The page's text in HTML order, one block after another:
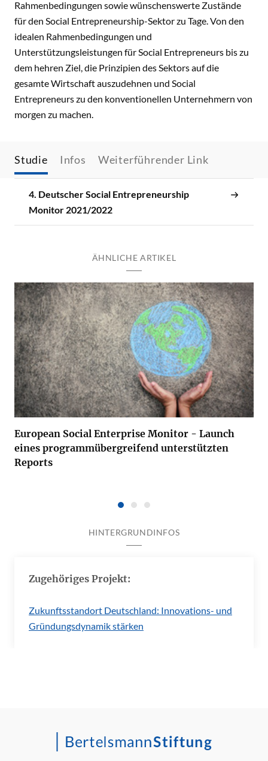
Rahmenbedingungen sowie wünschenswerte Zustände
für den Social Entrepreneurship-Sektor zu Tage. Von den
idealen Rahmenbedingungen und
Unterstützungsleistungen für Social Entrepreneurs bis zu
dem hehren Ziel, die Prinzipien des Sektors auf die
gesamte Wirtschaft auszudehnen und Social
Entrepreneurs zu den konventionellen Unternehmern von
morgen zu machen.
Studie Infos Weiterführender Link
4. Deutscher Social Entrepreneurship
Monitor 2021/2022
ÄHNLICHE ARTIKEL
European Social Enterprise Monitor - Launch
eines programmübergreifend unterstützten
Reports
HINTERGRUNDINFOS
Zugehöriges Projekt:
Zukunftsstandort Deutschland: Innovations- und
Gründungsdynamik stärken